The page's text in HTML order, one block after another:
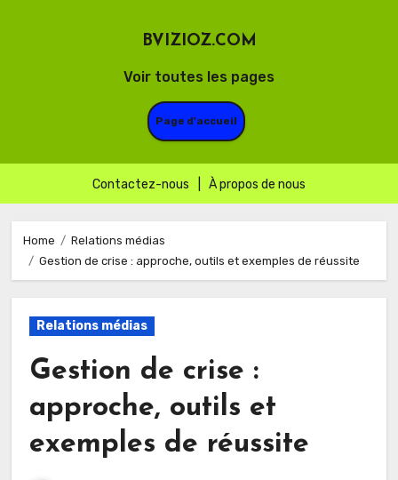
Voir toutes les pages
BVIZIOZ.COM
Page d'accueil
Contactez-nous À propos de nous
content
Home
Relations médias
Gestion de crise : approche, outils et exemples de réussite
Relations médias
Gestion de crise :
approche, outils et
exemples de réussite